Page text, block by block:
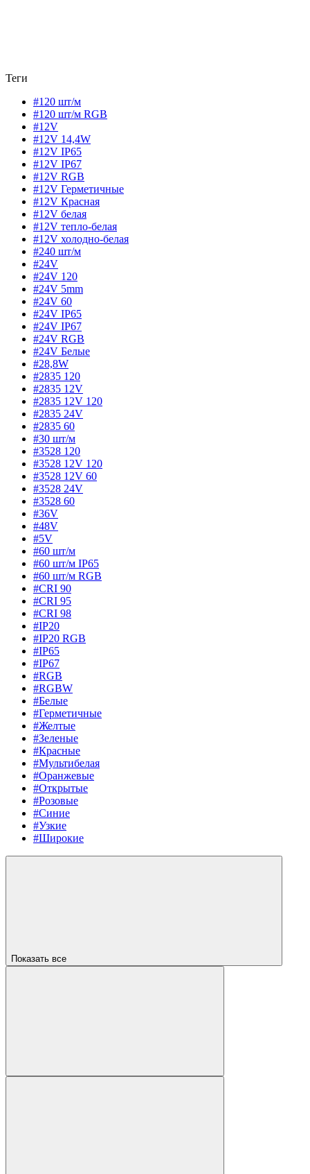
Теги
#120 шт/м
#120 шт/м RGB
#12V
#12V 14,4W
#12V IP65
#12V IP67
#12V RGB
#12V Герметичные
#12V Красная
#12V белая
#12V тепло-белая
#12V холодно-белая
#240 шт/м
#24V
#24V 120
#24V 5mm
#24V 60
#24V IP65
#24V IP67
#24V RGB
#24V Белые
#28,8W
#2835 120
#2835 12V
#2835 12V 120
#2835 24V
#2835 60
#30 шт/м
#3528 120
#3528 12V 120
#3528 12V 60
#3528 24V
#3528 60
#36V
#48V
#5V
#60 шт/м
#60 шт/м IP65
#60 шт/м RGB
#CRI 90
#CRI 95
#CRI 98
#IP20
#IP20 RGB
#IP65
#IP67
#RGB
#RGBW
#Белые
#Герметичные
#Желтые
#Зеленые
#Красные
#Мультибелая
#Оранжевые
#Открытые
#Розовые
#Синие
#Узкие
#Широкие
Показать все